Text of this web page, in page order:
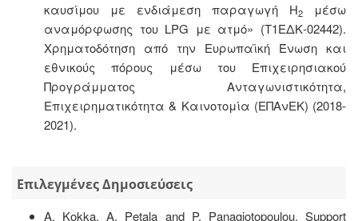
καυσίμου με ενδιάμεση παραγωγή Η2
μέσω
αναμόρφωσης του LPG με ατμό» (Τ1ΕΔΚ-02442).
Χρηματοδότηση από την Ευρωπαϊκή Ένωση και
εθνικούς πόρους μέσω του Επιχειρησιακού
Προγράμματος Ανταγωνιστικότητα,
Επιχειρηματικότητα & Καινοτομία (ΕΠΑνΕΚ) (2018-
2021).
Επιλεγμένες Δημοσιεύσεις
A. Kokka, A. Petala and P. Panagiotopoulou, Support